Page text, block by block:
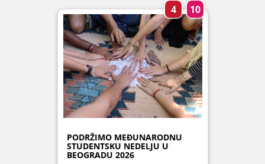
4 10
PODRŽIMO MEĐUNARODNU
STUDENTSKU NEDELJU U
BEOGRADU 2026